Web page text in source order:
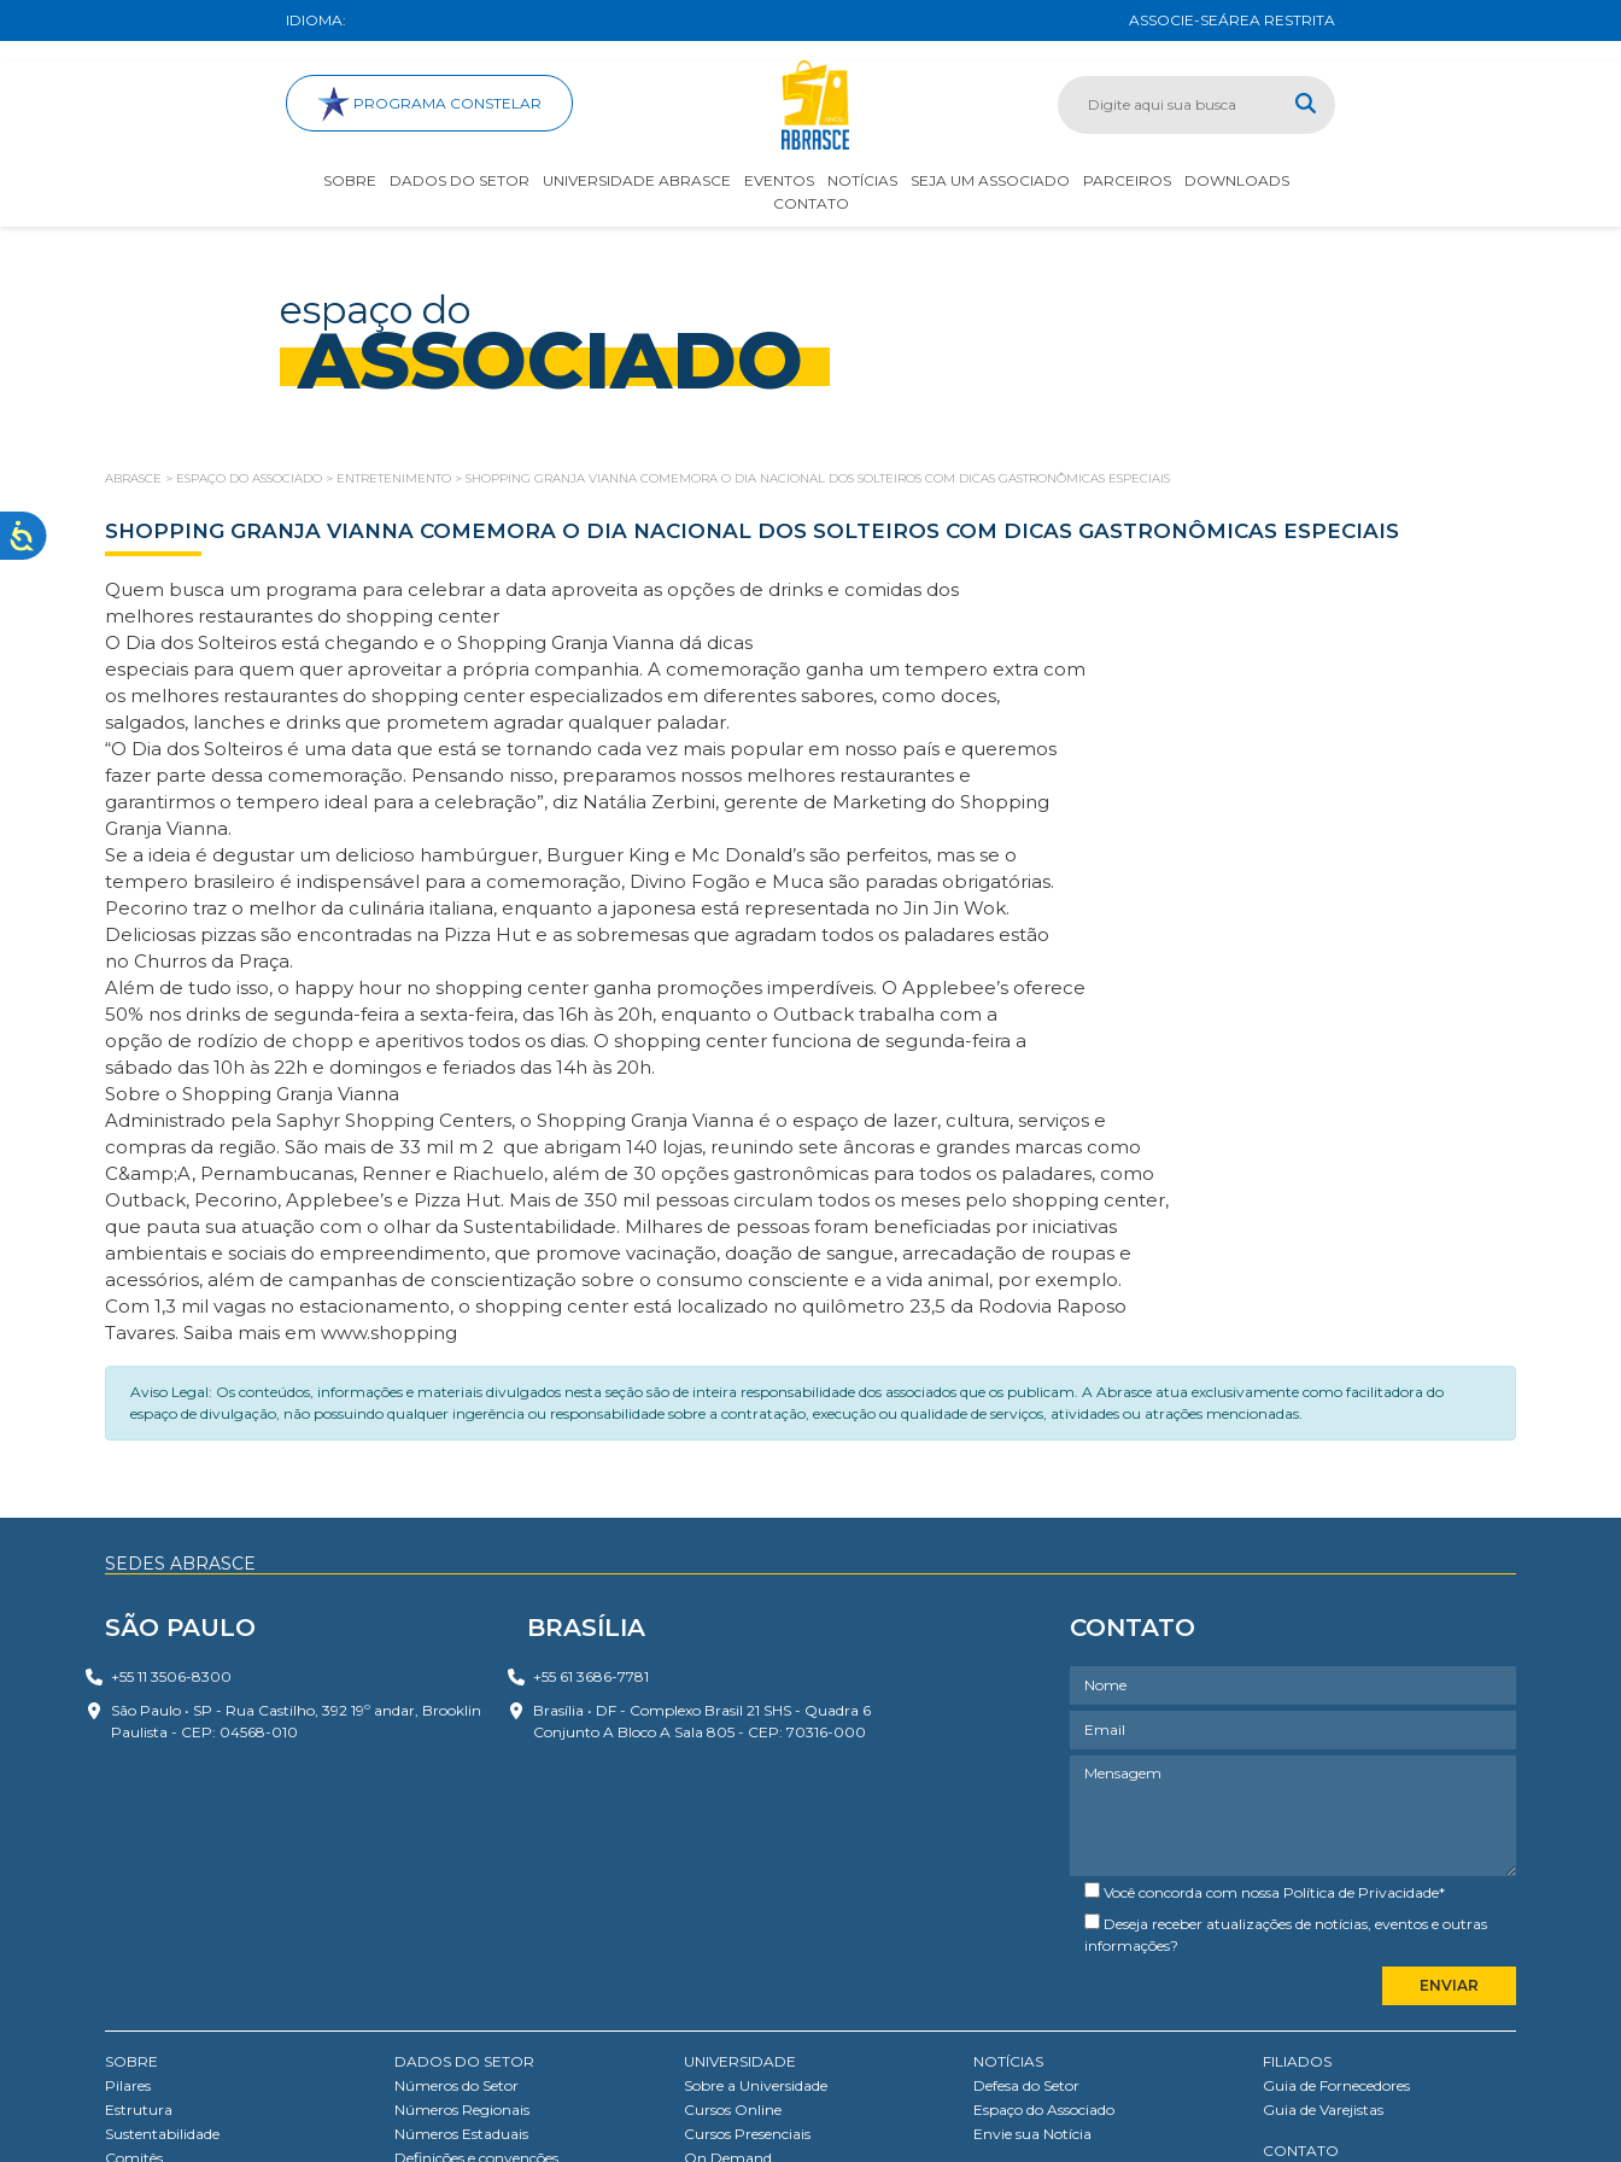
IDIOMA: ASSOCIE-SEÁREA RESTRITA
PROGRAMA CONSTELAR
SOBRE DADOS DO SETOR UNIVERSIDADE ABRASCE EVENTOS NOTÍCIAS SEJA UM ASSOCIADO PARCEIROS
DOWNLOADS
CONTATO
espaço do
ASSOCIADO
ABRASCE > ESPAÇO DO ASSOCIADO > ENTRETENIMENTO > SHOPPING GRANJA VIANNA COMEMORA O DIA NACIONAL DOS SOLTEIROS COM DICAS GASTRONÔMICAS ESPECIAIS
SHOPPING GRANJA VIANNA COMEMORA O DIA NACIONAL DOS SOLTEIROS COM DICAS GASTRONÔMICAS ESPECIAIS
Quem busca um programa para celebrar a data aproveita as opções de drinks e comidas dos
melhores restaurantes do shopping center
O Dia dos Solteiros está chegando e o Shopping Granja Vianna dá dicas
especiais para quem quer aproveitar a própria companhia. A comemoração ganha um tempero extra com
os melhores restaurantes do shopping center especializados em diferentes sabores, como doces,
salgados, lanches e drinks que prometem agradar qualquer paladar.
“O Dia dos Solteiros é uma data que está se tornando cada vez mais popular em nosso país e queremos
fazer parte dessa comemoração. Pensando nisso, preparamos nossos melhores restaurantes e
garantirmos o tempero ideal para a celebração”, diz Natália Zerbini, gerente de Marketing do Shopping
Granja Vianna.
Se a ideia é degustar um delicioso hambúrguer, Burguer King e Mc Donald’s são perfeitos, mas se o
tempero brasileiro é indispensável para a comemoração, Divino Fogão e Muca são paradas obrigatórias.
Pecorino traz o melhor da culinária italiana, enquanto a japonesa está representada no Jin Jin Wok.
Deliciosas pizzas são encontradas na Pizza Hut e as sobremesas que agradam todos os paladares estão
no Churros da Praça.
Além de tudo isso, o happy hour no shopping center ganha promoções imperdíveis. O Applebee’s oferece
50% nos drinks de segunda-feira a sexta-feira, das 16h às 20h, enquanto o Outback trabalha com a
opção de rodízio de chopp e aperitivos todos os dias. O shopping center funciona de segunda-feira a
sábado das 10h às 22h e domingos e feriados das 14h às 20h.
Sobre o Shopping Granja Vianna
Administrado pela Saphyr Shopping Centers, o Shopping Granja Vianna é o espaço de lazer, cultura, serviços e
compras da região. São mais de 33 mil m 2 que abrigam 140 lojas, reunindo sete âncoras e grandes marcas como
C&amp;A, Pernambucanas, Renner e Riachuelo, além de 30 opções gastronômicas para todos os paladares, como
Outback, Pecorino, Applebee’s e Pizza Hut. Mais de 350 mil pessoas circulam todos os meses pelo shopping center,
que pauta sua atuação com o olhar da Sustentabilidade. Milhares de pessoas foram beneficiadas por iniciativas
ambientais e sociais do empreendimento, que promove vacinação, doação de sangue, arrecadação de roupas e
acessórios, além de campanhas de conscientização sobre o consumo consciente e a vida animal, por exemplo.
Com 1,3 mil vagas no estacionamento, o shopping center está localizado no quilômetro 23,5 da Rodovia Raposo
Tavares. Saiba mais em www.shopping
Aviso Legal: Os conteúdos, informações e materiais divulgados nesta seção são de inteira responsabilidade dos associados que os publicam. A Abrasce atua exclusivamente como facilitadora do
espaço de divulgação, não possuindo qualquer ingerência ou responsabilidade sobre a contratação, execução ou qualidade de serviços, atividades ou atrações mencionadas.
SEDES ABRASCE
SÃO PAULO
+55 11 3506-8300
São Paulo • SP - Rua Castilho, 392 19º andar, Brooklin
Paulista - CEP: 04568-010
BRASÍLIA
+55 61 3686-7781
Brasília • DF - Complexo Brasil 21 SHS - Quadra 6
Conjunto A Bloco A Sala 805 - CEP: 70316-000
CONTATO
Você concorda com nossa Política de Privacidade*
Deseja receber atualizações de notícias, eventos e outras
informações?
SOBRE
Pilares
Estrutura
Sustentabilidade
Comitês
DADOS DO SETOR
Números do Setor
Números Regionais
Números Estaduais
Definições e convenções
UNIVERSIDADE
Sobre a Universidade
Cursos Online
Cursos Presenciais
On Demand
NOTÍCIAS
Defesa do Setor
Espaço do Associado
Envie sua Notícia
FILIADOS
Guia de Fornecedores
Guia de Varejistas
CONTATO